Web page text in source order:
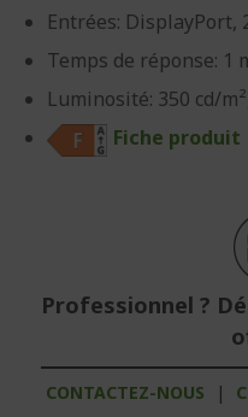
Entrées: DisplayPort,
Temps de réponse: 1
Luminosité: 350 cd/
Fiche produit
Professionnel ?
CONTACTEZ-NOUS |